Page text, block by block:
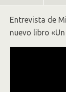
Entrevista de
nuevo libro